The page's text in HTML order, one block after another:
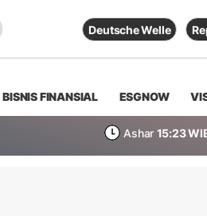
Deutsche Welle
BISNIS FINANSIAL ESGNOW
Ashar 15:23